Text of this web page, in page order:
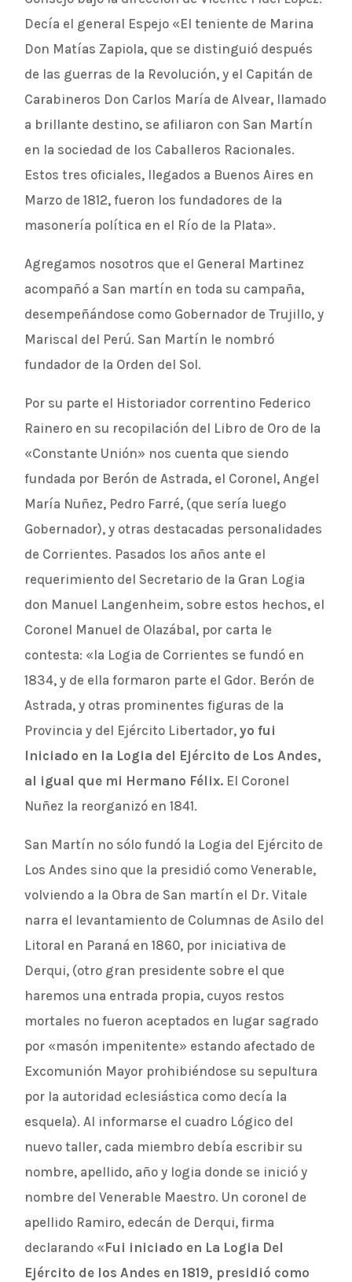
Decía el general Espejo «El teniente de Marina
Don Matías Zapiola, que se distinguió después
de las guerras de la Revolución, y el Capitán de
Carabineros Don Carlos María de Alvear, llamado
a brillante destino, se afiliaron con San Martín
en la sociedad de los Caballeros Racionales.
Estos tres oficiales, llegados a Buenos Aires en
Marzo de 1812, fueron los fundadores de la
masonería política en el Río de la Plata».
Agregamos nosotros que el General Martinez
acompañó a San martín en toda su campaña,
desempeñándose como Gobernador de Trujillo, y
Mariscal del Perú. San Martín le nombró
fundador de la Orden del Sol.
Por su parte el Historiador correntino Federico
Rainero en su recopilación del Libro de Oro de la
«Constante Unión» nos cuenta que siendo
fundada por Berón de Astrada, el Coronel, Angel
María Nuñez, Pedro Farré, (que sería luego
Gobernador), y otras destacadas personalidades
de Corrientes. Pasados los años ante el
requerimiento del Secretario de la Gran Logia
don Manuel Langenheim, sobre estos hechos, el
Coronel Manuel de Olazábal, por carta le
contesta: «la Logia de Corrientes se fundó en
1834, y de ella formaron parte el Gdor. Berón de
Astrada, y otras prominentes figuras de la
Provincia y del Ejército Libertador,yo fui
Iniciado en la Logia del Ejército de Los Andes,
al igual que mi Hermano Félix. El Coronel
Nuñez la reorganizó en 1841.
San Martín no sólo fundó la Logia del Ejército de
Los Andes sino que la presidió como Venerable,
volviendo a la Obra de San martín el Dr. Vitale
narra el levantamiento de Columnas de Asilo del
Litoral en Paraná en 1860, por iniciativa de
Derqui, (otro gran presidente sobre el que
haremos una entrada propia, cuyos restos
mortales no fueron aceptados en lugar sagrado
por «masón impenitente» estando afectado de
Excomunión Mayor prohibiéndose su sepultura
por la autoridad eclesiástica como decía la
esquela). Al informarse el cuadro Lógico del
nuevo taller, cada miembro debía escribir su
nombre, apellido, año y logia donde se inició y
nombre del Venerable Maestro. Un coronel de
apellido Ramiro, edecán de Derqui, firma
declarando «Fui iniciado en La Logia Del
Ejército de los Andes en 1819, presidió como